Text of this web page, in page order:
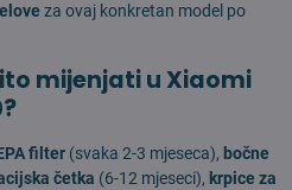
za ovaj konkretan model po
mijenjati u Xiaomi
filter (svaka 2-3 mjeseca), bočne
četka (6-12 mjeseci), krpice za